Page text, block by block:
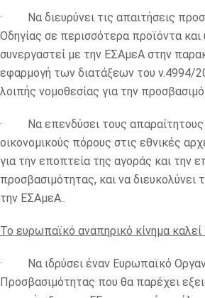
· Να διευρύνει τις απαιτήσεις
Οδηγίας σε περισσότερα προϊόντα
συνεργαστεί με την ΕΣΑμεΑ στην
εφαρμογή των διατάξεων του ν.4994/
λοιπής νομοθεσίας για την
· Να επενδύσει τους απαραίτητους
οικονομικούς πόρους στις εθνικές
για την εποπτεία της αγοράς και την
προσβασιμότητας, και να διευκολύνει
την ΕΣΑμεΑ..
Το ευρωπαϊκό αναπηρικό κίνημα καλεί
· Να ιδρύσει έναν Ευρωπαϊκό
Προσβασιμότητας που θα παρέχει